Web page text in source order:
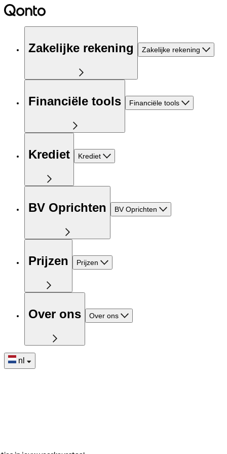
Zakelijke rekening Zakelijke rekening
Financiële tools Financiële tools
Krediet Krediet
BV Oprichten BV Oprichten
Prijzen Prijzen
Over ons Over ons
nl